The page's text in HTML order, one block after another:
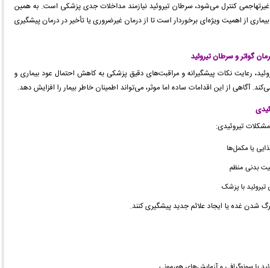
غیرتهاجمی کنترل می‌شود، سرطان تیروئید نیازمند مداخلات جدی پزشکی است. به همین
از اهمیت ویژه‌ای برخوردار است تا از درمان غیرضروری یا تأخیر در درمان پیشگیری
گواتر و سرطان تیروئید
رعایت نکات پیشگیرانه و مراقبت‌های دقیق پزشکی به کاهش احتمال عود بیماری و
آگاهی از این اقدامات ساده اما موثر، می‌تواند اطمینان خاطر بیمار را افزایش دهد.
تیروئیدی:
یا مکمل‌ها
بدنی منظم
با پزشک
شدن غده یا ایجاد علائم جدید پیشگیری کنند.